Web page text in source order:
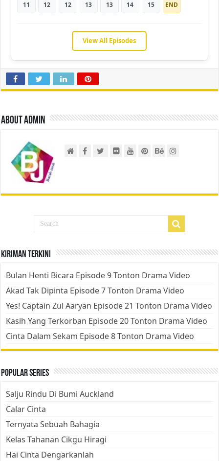
11 12 12 13 13 14 15 END
View All Episodes
About admin
Kiriman Terkini
Bulan Henti Bicara Episode 9 Tonton Drama Video
Akad Tak Dipinta Episode 7 Tonton Drama Video
Yes! Captain Zul Aaryan Episode 21 Tonton Drama Video
Kasih Yang Terkorban Episode 20 Tonton Drama Video
Cinta Dalam Sekam Episode 8 Tonton Drama Video
Popular Series
Salju Rindu Di Bumi Auckland
Calar Cinta
Ternyata Sebuah Bahagia
Kelas Tahanan Cikgu Hiragi
Hai Cinta Dengarkanlah